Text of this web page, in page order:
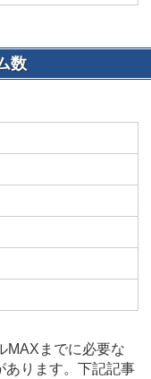
数
MAXまでに必要な
あります。下記記事